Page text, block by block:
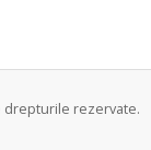
drepturile rezervate.